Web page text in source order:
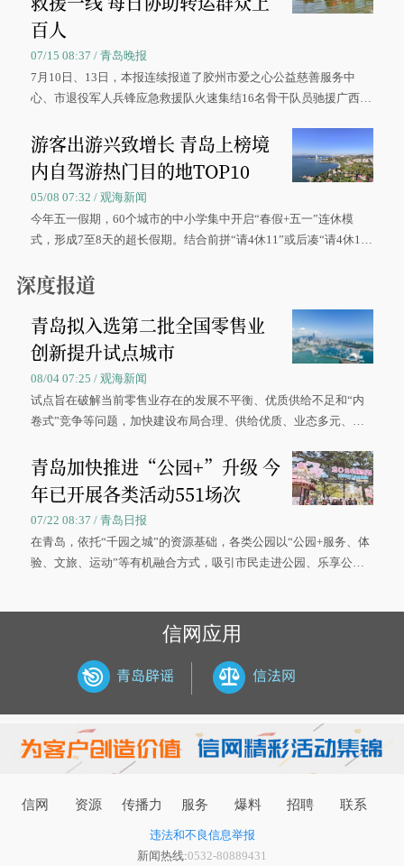
百人
07/15 08:37 / 青岛晚报
7月10日、13日，本报连续报道了胶州市爱之心公益慈善服务中
心、市退役军人兵锋应急救援队火速集结16名骨干队员驰援广西灾
游客出游兴致增长 青岛上榜境
内自驾游热门目的地TOP10
05/08 07:32 / 观海新闻
今年五一假期，60个城市的中小学集中开启“春假+五一”连休模
式，形成7至8天的超长假期。结合前拼“请4休11”或后凑“请4休1
深度报道
青岛拟入选第二批全国零售业
创新提升试点城市
08/04 07:25 / 观海新闻
试点旨在破解当前零售业存在的发展不平衡、优质供给不足和“内
卷式”竞争等问题，加快建设布局合理、供给优质、业态多元、智
青岛加快推进“公园+”升级 今
年已开展各类活动551场次
07/22 08:37 / 青岛日报
在青岛，依托“千园之城”的资源基础，各类公园以“公园+服务、体
验、文旅、运动”等有机融合方式，吸引市民走进公园、乐享公
信网应用
信网 资源 传播力 服务 爆料 招聘 联系
违法和不良信息举报
新闻热线:0532-80889431